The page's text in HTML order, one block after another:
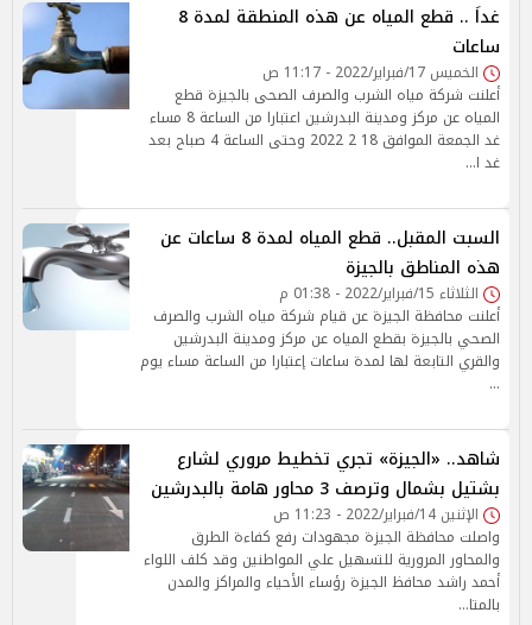
غداَ .. قطع المياه عن هذه المنطقة لمدة 8
ساعات
الخميس 17/فبراير/2022 - 11:17 ص
أعلنت شركة مياه الشرب والصرف الصحى بالجيزة قطع
المياه عن مركز ومدينة البدرشين اعتبارا من الساعة 8 مساء
غد الجمعة الموافق 18 2 2022 وحتى الساعة 4 صباح بعد
غد ا…
السبت المقبل.. قطع المياه لمدة 8 ساعات عن
هذه المناطق بالجيزة
الثلاثاء 15/فبراير/2022 - 01:38 م
أعلنت محافظة الجيزة عن قيام شركة مياه الشرب والصرف
الصحي بالجيزة بقطع المياه عن مركز ومدينة البدرشين
والقري التابعة لها لمدة ساعات إعتبارا من الساعة مساء يوم
…
شاهد.. «الجيزة» تجري تخطيط مروري لشارع
بشتيل بشمال وترصف 3 محاور هامة بالبدرشين
الإثنين 14/فبراير/2022 - 11:23 ص
واصلت محافظة الجيزة مجهودات رفع كفاءة الطرق
والمحاور المرورية للتسهيل علي المواطنين وقد كلف اللواء
أحمد راشد محافظ الجيزة رؤساء الأحياء والمراكز والمدن
بالمتا…